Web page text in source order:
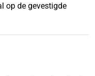
op de gevestigde